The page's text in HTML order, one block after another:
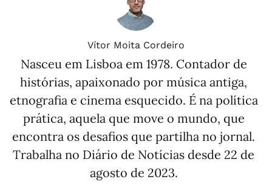
Vítor Moita Cordeiro
Nasceu em Lisboa em 1978. Contador de
histórias, apaixonado por música antiga,
etnografia e cinema esquecido. É na política
prática, aquela que move o mundo, que
encontra os desafios que partilha no jornal.
Trabalha no Diário de Notícias desde 22 de
agosto de 2023.